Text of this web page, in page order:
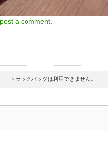
post a comment
トラックバックは利用できません。